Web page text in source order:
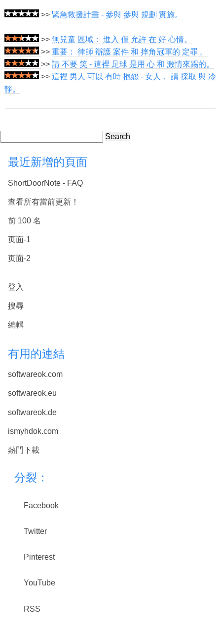
>> 緊急救援計畫 - 參與 參與 規劃 實施。
>> 無兒童 區域： 進入 僅 允許 在 好 心情。
>> 重要： 律師 辯護 案件 和 摔角冠軍的 定罪 。
>> 請 不要 笑 - 這裡 足球 是用 心 和 激情來踢的。
>> 這裡 男人 可以 有時 抱怨 - 女人， 請 採取 與 冷
靜。
Search
最近新增的頁面
ShortDoorNote - FAQ
查看所有當前更新！
前 100 名
页面-1
页面-2
登入
搜尋
編輯
有用的連結
softwareok.com
softwareok.eu
softwareok.de
ismyhdok.com
熱門下載
分裂：
Facebook
Twitter
Pinterest
YouTube
RSS